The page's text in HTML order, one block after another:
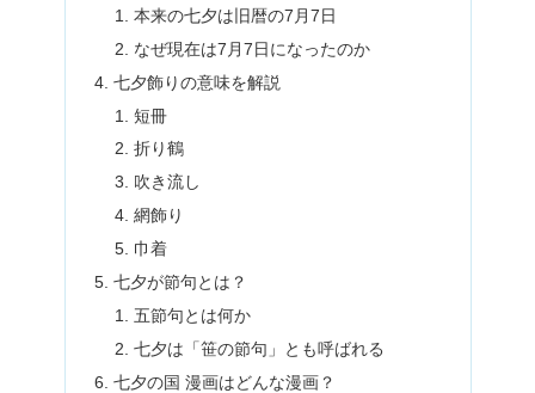
本来の七夕は旧暦の7月7日
なぜ現在は7月7日になったのか
七夕飾りの意味を解説
短冊
折り鶴
吹き流し
網飾り
巾着
七夕が節句とは？
五節句とは何か
七夕は「笹の節句」とも呼ばれる
七夕の国 漫画はどんな漫画？